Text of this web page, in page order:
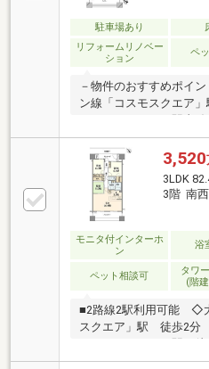
庭があります。■各棟1
式駐車場有■共用施設が
デン、オーナーズラウ
駐車場あり
リフォームリノベー
ション
ペ
－物件のおすすめポイ
ン線「コスモスクエア
模マンション・キッチ
ーザー搭載・WICなど
ロス張替(LDK・各洋室
トランクルーム有(約1.8
ず)▼設備・床暖房(リビ
ブンコスモスクエア駅
住まい探しをお手伝い
詳細・ご相談はお気軽
3,520
3LDK
3階 南西
モニタ付インターホ
ン
浴
ペット相談可
タワ
(階
■2路線2駅利用可能 ◇
スクエア」駅 徒歩2
線 「トレードセンタ